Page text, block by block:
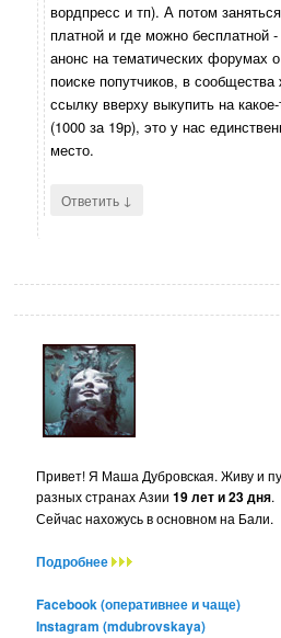
вордпресс и тп). А потом
платной и где можно бесплатной
анонс на тематических форумах
поиске попутчиков, в
ссылку вверху выкупить на
(1000 за 19р), это у нас
место.
Ответить ↓
Привет! Я Маша Дубровская. Живу и
разных странах Азии19 лет и 23 дня.
Сейчас нахожусь в основном на Бали.
Подробнее
Facebook (оперативнее и чаще)
Instagram (mdubrovskaya)